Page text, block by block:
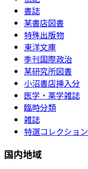
書誌
某書店図書
特殊出版物
東洋文庫
季刊国際政治
某研究所図書
小沼書店挿入分
医学・薬学雑誌
臨時分類
雑誌
特選コレクション
国内地域